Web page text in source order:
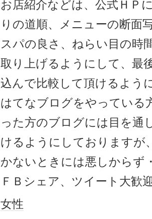
お店紹介などは、公式ＨＰ
りの道順、メニューの断面
スパの良さ、ねらい目の時
取り上げるようにして、最
込んで比較して頂けるよう
はてなブログをやっている
った方のブログには目を通
けるようにしておりますが
かないときには悪しからず
ＦＢシェア、ツイート大歓
女性